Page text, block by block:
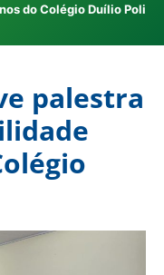
do Colégio Duílio Poli
palestra